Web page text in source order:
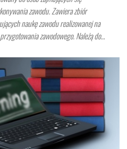
zawodu. Zawiera zbiór
naukę zawodu realizowanej na
zawodowego. Należą do…